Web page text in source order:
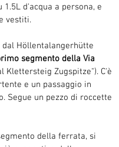
d'acqua a persona, e
vestiti.
Höllentalangerhütte
segmento della Via
Klettersteig Zugspitze"). C'è
e un passaggio in
Segue un pezzo di roccette
della ferrata, si